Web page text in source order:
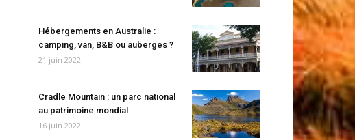
Hébergements en Australie :
camping, van, B&B ou auberges ?
21 juin 2022
Cradle Mountain : un parc national
au patrimoine mondial
16 juin 2022